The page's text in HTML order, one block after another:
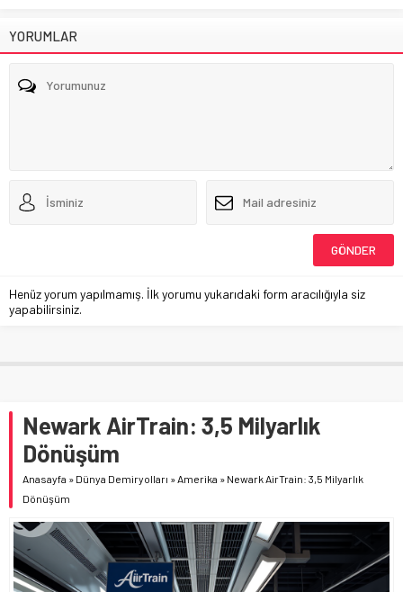
YORUMLAR
Henüz yorum yapılmamış. İlk yorumu yukarıdaki form aracılığıyla siz
yapabilirsiniz.
Newark AirTrain: 3,5 Milyarlık
Dönüşüm
Anasayfa » Dünya Demiryolları »Amerika » Newark AirTrain: 3,5 Milyarlık
Dönüşüm